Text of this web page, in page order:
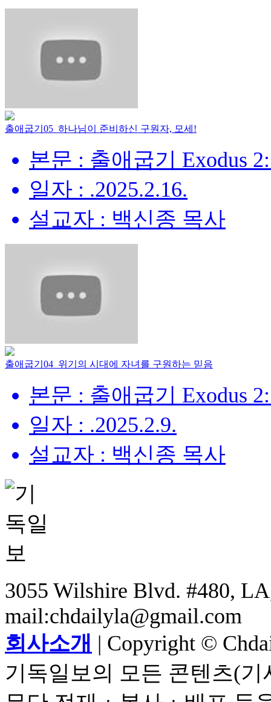
출애굽기05_하나님이 준비하신 구원자, 모세!
본문 : 출애굽기 Exodus
일자 : .2025.2.16.
설교자 : 백신종 목사
출애굽기04_위기의 시대에 자녀를 구원하는 믿음
본문 : 출애굽기 Exodus
일자 : .2025.2.9.
설교자 : 백신종 목사
3055 Wilshire Blvd. #480,
mail:chdailyla@gmail.com
회사소개 | Copyright ©
기독일보의 모든 콘텐츠(